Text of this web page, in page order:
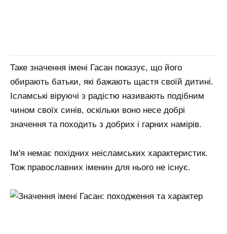
Таке значення імені Гасан показує, що його
обирають батьки, які бажають щастя своїй дитині.
Ісламські віруючі з радістю називають подібним
чином своїх синів, оскільки воно несе добрі
значення та походить з добрих і гарних намірів.
Ім'я немає похідних неісламських характеристик.
Тож православних іменин для нього не існує.